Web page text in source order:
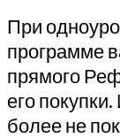
При
программе
прямого
его
более не